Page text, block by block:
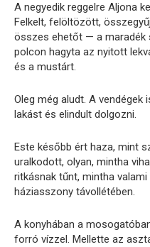
A negyedik reggelre Aljona
Felkelt, felöltözött,
összes ehetőt — a maradék
polcon hagyta az nyitott
és a mustárt.
Oleg még aludt. A vendégek
lakást és elindult dolgozni.
Este később ért haza, mint
uralkodott, olyan, mintha
ritkásnak tűnt, mintha
háziasszony távollétében.
A konyhában a
forró vízzel. Mellette az